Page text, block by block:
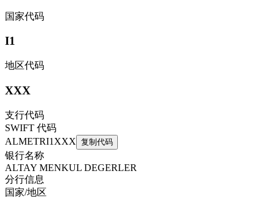
国家代码
I1
地区代码
XXX
支行代码
SWIFT 代码
ALMETRI1XXX 复制代码
银行名称
ALTAY MENKUL DEGERLER
分行信息
国家/地区